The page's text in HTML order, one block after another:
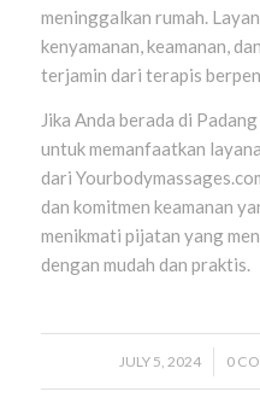
meninggalkan rumah.
kenyamanan, keamanan,
terjamin dari terapis
Jika Anda berada di
untuk memanfaatkan
dari
dan komitmen keamanan
menikmati pijatan yang
dengan mudah dan praktis.
JULY 5, 2024
/ 0